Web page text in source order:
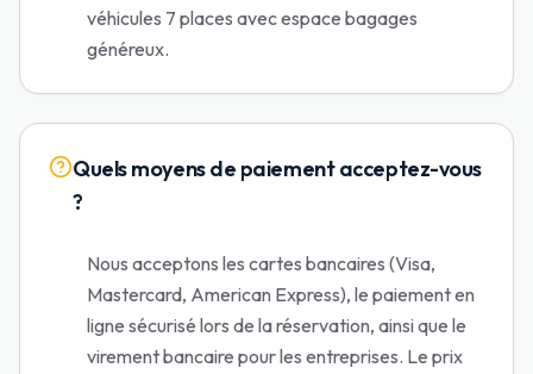
véhicules 7 places avec espace bagages
généreux.
Quels moyens de paiement acceptez-vous
?
Nous acceptons les cartes bancaires (Visa,
Mastercard, American Express), le paiement en
ligne sécurisé lors de la réservation, ainsi que le
virement bancaire pour les entreprises. Le prix